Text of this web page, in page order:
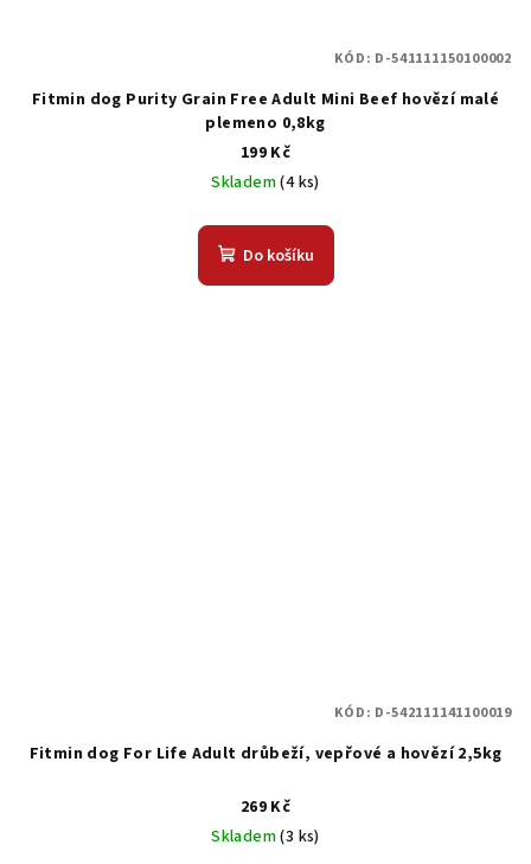
Fitmin dog Purity Grain Free Adult Mini Beef hovězí malé
plemeno 0,8kg
199 Kč
Skladem(4 ks)
Do košíku
KÓD: D-541111150100002
Fitmin dog For Life Adult drůbeží, vepřové a hovězí 2,5kg
269 Kč
Skladem(3 ks)
KÓD: D-542111141100019